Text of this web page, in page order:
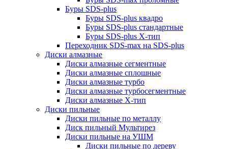
Буры SDS-plus
Буры SDS-plus квадро
Буры SDS-plus стандартные
Буры SDS-plus Х-тип
Переходник SDS-max на SDS-plus
Диски алмазные
Диски алмазные сегментные
Диски алмазные сплошные
Диски алмазные турбо
Диски алмазные турбосегментные
Диски алмазные Х-тип
Диски пильные
Диски пильные по металлу
Диск пильный Мультирез
Диски пильные на УШМ
Диски пильные по дереву